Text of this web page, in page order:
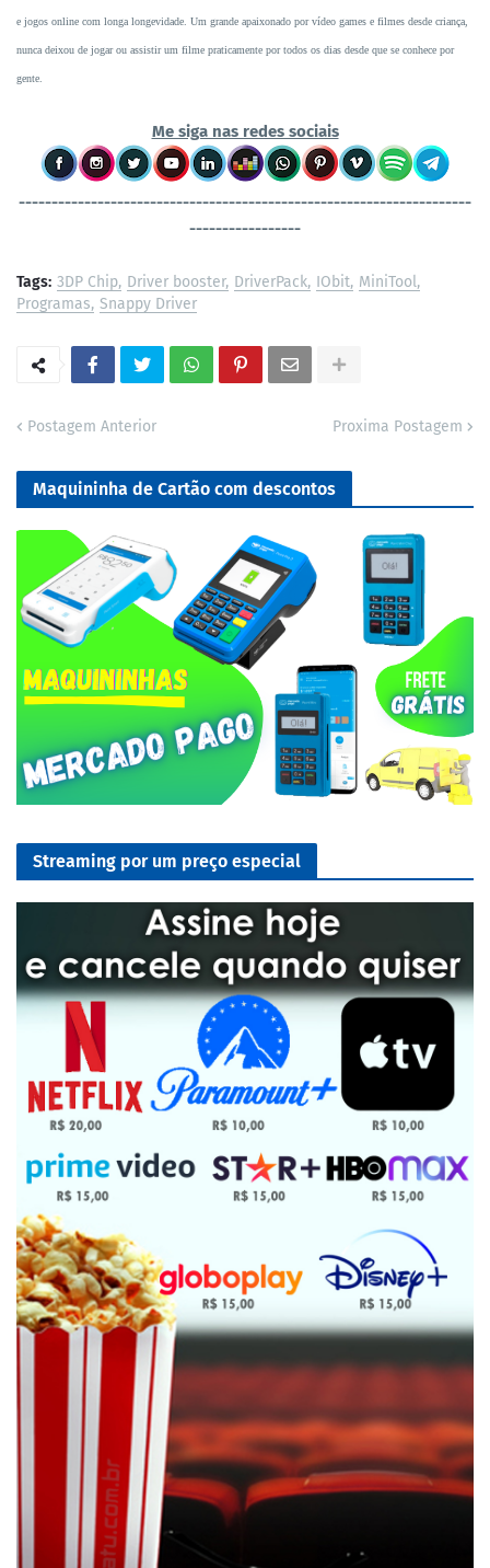
e jogos online com longa longevidade. Um grande apaixonado por vídeo games e filmes desde criança,
nunca deixou de jogar ou assistir um filme praticamente por todos os dias desde que se conhece por
gente.
Me siga nas redes sociais
---------------------------------------------------------------------
-----------------
Tags: 3DP Chip Driver booster DriverPack IObit MiniTool
Programas Snappy Driver
Postagem Anterior Proxima Postagem
Maquininha de Cartão com descontos
Streaming por um preço especial